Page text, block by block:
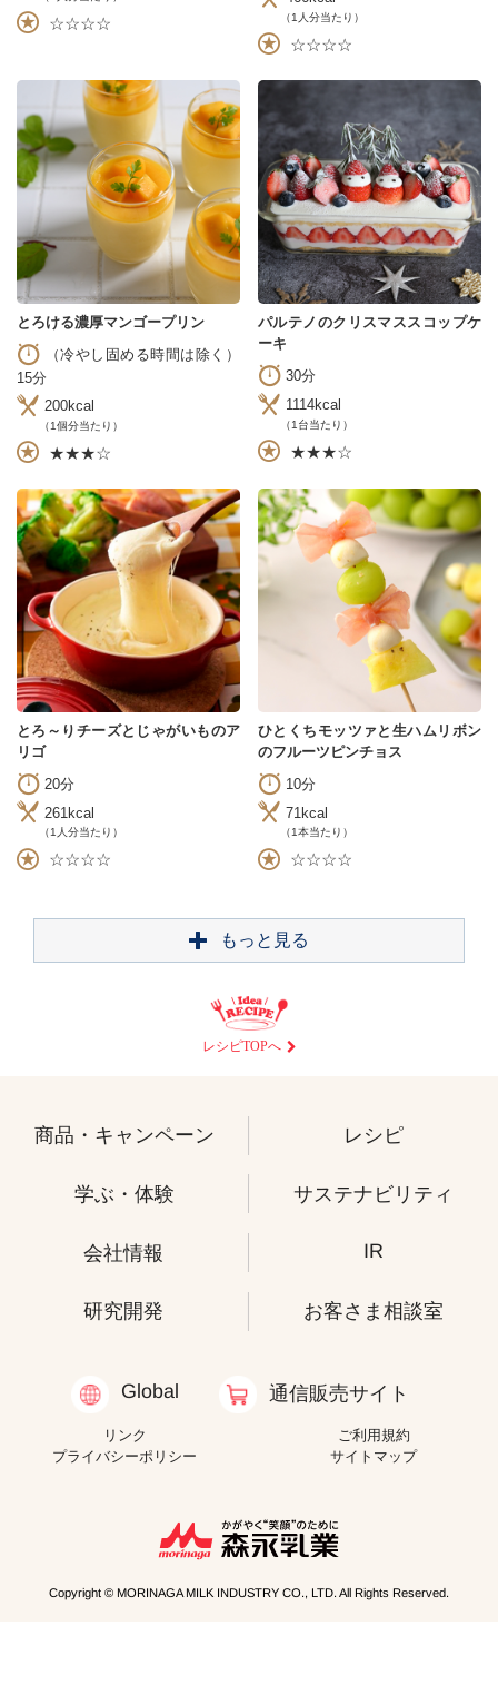
☆☆☆☆ （1人分当たり）
☆☆☆☆
とろける濃厚マンゴープリン
（冷やし固める時間は除く）
15分
200kcal
（1個分当たり）
★★★☆
パルテノのクリスマススコップケ
ーキ
30分
1114kcal
（1台当たり）
★★★☆
とろ～りチーズとじゃがいものア
リゴ
20分
261kcal
（1人分当たり）
☆☆☆☆
ひとくちモッツァと生ハムリボン
のフルーツピンチョス
10分
71kcal
（1本当たり）
☆☆☆☆
もっと見る
レシピTOPへ
商品・キャンペーン レシピ
学ぶ・体験 サステナビリティ
会社情報 IR
研究開発 お客さま相談室
Global 通信販売サイト
リンク
ご利用規約
プライバシーポリシー
サイトマップ
Copyright © MORINAGA MILK INDUSTRY CO., LTD. All Rights Reserved.